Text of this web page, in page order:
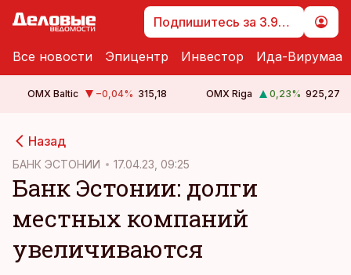
Подпишитесь за 3.99 €
Все новости Эпицентр Инвестор Ида-Вирумаа
OMX Baltic −0,04% 315,18 OMX Riga 0,23% 925,27
Назад
БАНК ЭСТОНИИ 17.04.23, 09:25
Банк Эстонии: долги
местных компаний
увеличиваются